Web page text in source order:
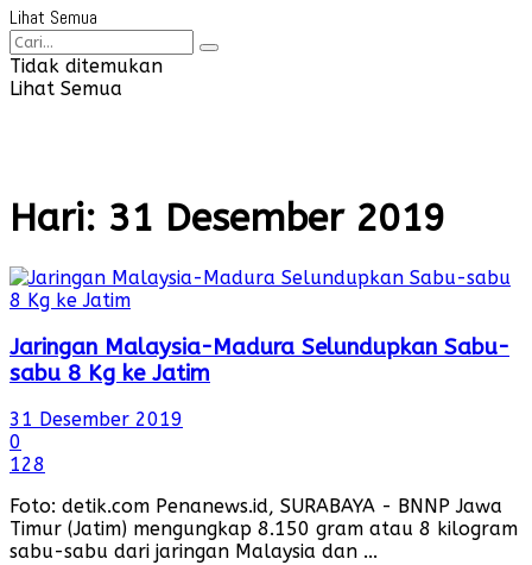
Lihat Semua
Tidak ditemukan
Lihat Semua
Hari: 31 Desember 2019
Jaringan Malaysia-Madura Selundupkan Sabu-
sabu 8 Kg ke Jatim
31 Desember 2019
0
128
Foto: detik.com Penanews.id, SURABAYA - BNNP Jawa
Timur (Jatim) mengungkap 8.150 gram atau 8 kilogram
sabu-sabu dari jaringan Malaysia dan ...